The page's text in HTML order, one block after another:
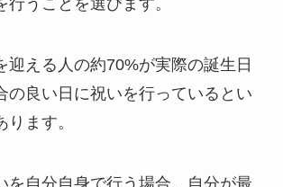
うことを選びます。
迎える人の約70%が実際の誕生日
の良い日に祝いを行っているとい
ます。
を自分自身で行う場合、
自分が最